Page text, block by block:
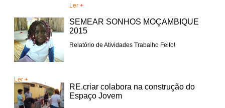
Ler +
SEMEAR SONHOS MOÇAMBIQUE
2015
Relatório de Atividades Trabalho Feito!
Ler +
RE.criar colabora na construção do
Espaço Jovem